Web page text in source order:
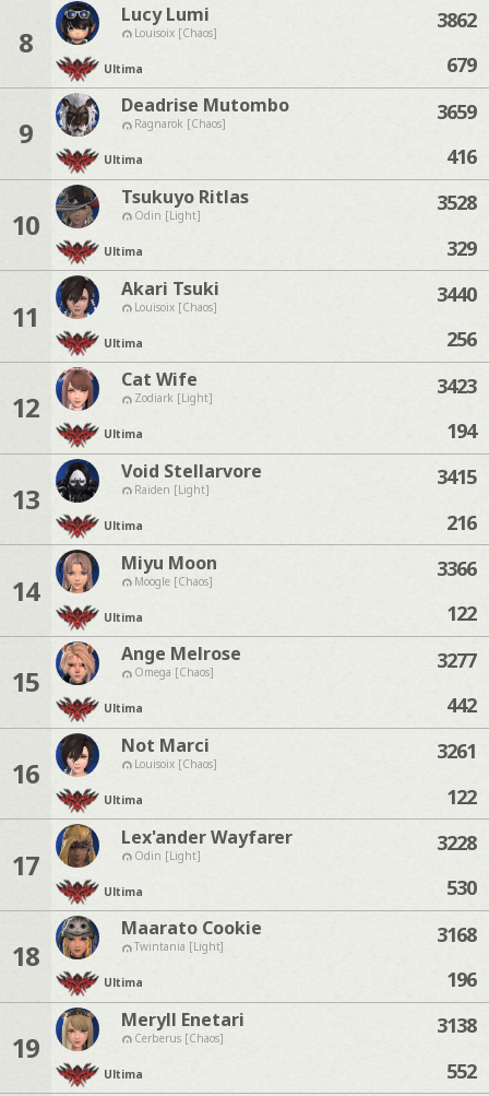
8
Lucy Lumi
Louisoix [Chaos]
Ultima
3862
679
9
Deadrise Mutombo
Ragnarok [Chaos]
Ultima
3659
416
10
Tsukuyo Ritlas
Odin [Light]
Ultima
3528
329
11
Akari Tsuki
Louisoix [Chaos]
Ultima
3440
256
12
Cat Wife
Zodiark [Light]
Ultima
3423
194
13
Void Stellarvore
Raiden [Light]
Ultima
3415
216
14
Miyu Moon
Moogle [Chaos]
Ultima
3366
122
15
Ange Melrose
Omega [Chaos]
Ultima
3277
442
16
Not Marci
Louisoix [Chaos]
Ultima
3261
122
17
Lex'ander Wayfarer
Odin [Light]
Ultima
3228
530
18
Maarato Cookie
Twintania [Light]
Ultima
3168
196
19
Meryll Enetari
Cerberus [Chaos]
Ultima
3138
552